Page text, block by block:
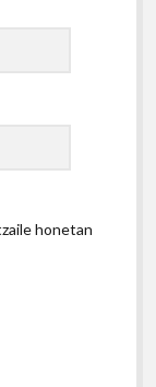
honetan